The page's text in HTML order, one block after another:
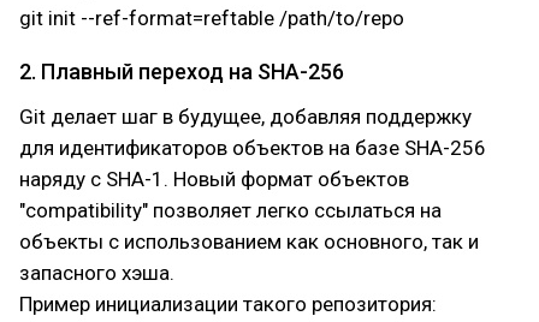
git init --ref-format=reftable /path/to/repo
2. Плавный переход на SHA-256
Git делает шаг в будущее, добавляя поддержку
для идентификаторов объектов на базе SHA-256
наряду с SHA-1. Новый формат объектов
"compatibility" позволяет легко ссылаться на
объекты с использованием как основного, так и
запасного хэша.
Пример инициализации такого репозитория: